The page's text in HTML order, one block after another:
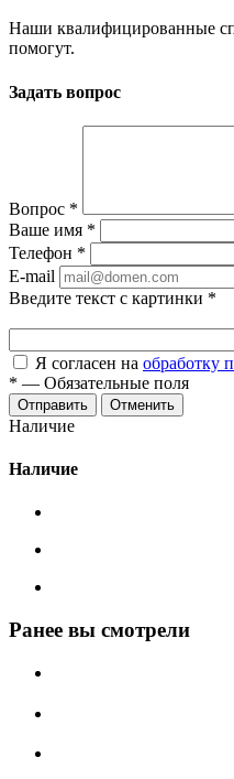
Наши квалифицированные
помогут.
Задать вопрос
Вопрос *
Ваше имя *
Телефон *
E-mail
Введите текст с картинки *
Я согласен на обработку
* — Обязательные поля
Отменить
Наличие
Наличие
Ранее вы смотрели